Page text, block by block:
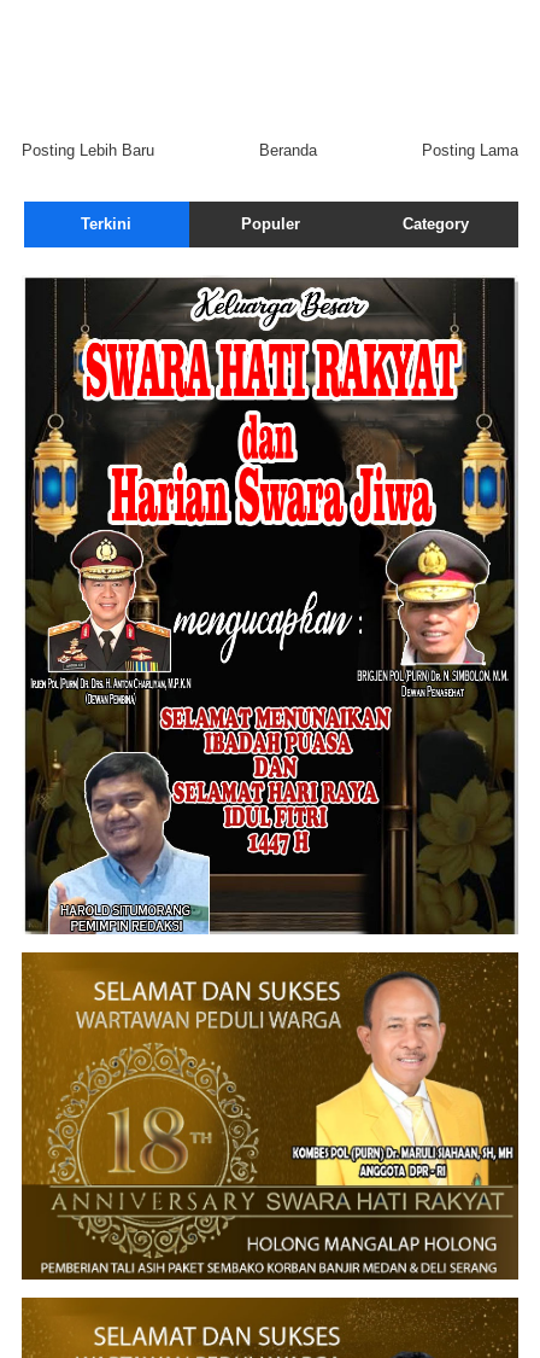
Posting Lebih Baru Posting Lama
Beranda
Terkini Populer Category